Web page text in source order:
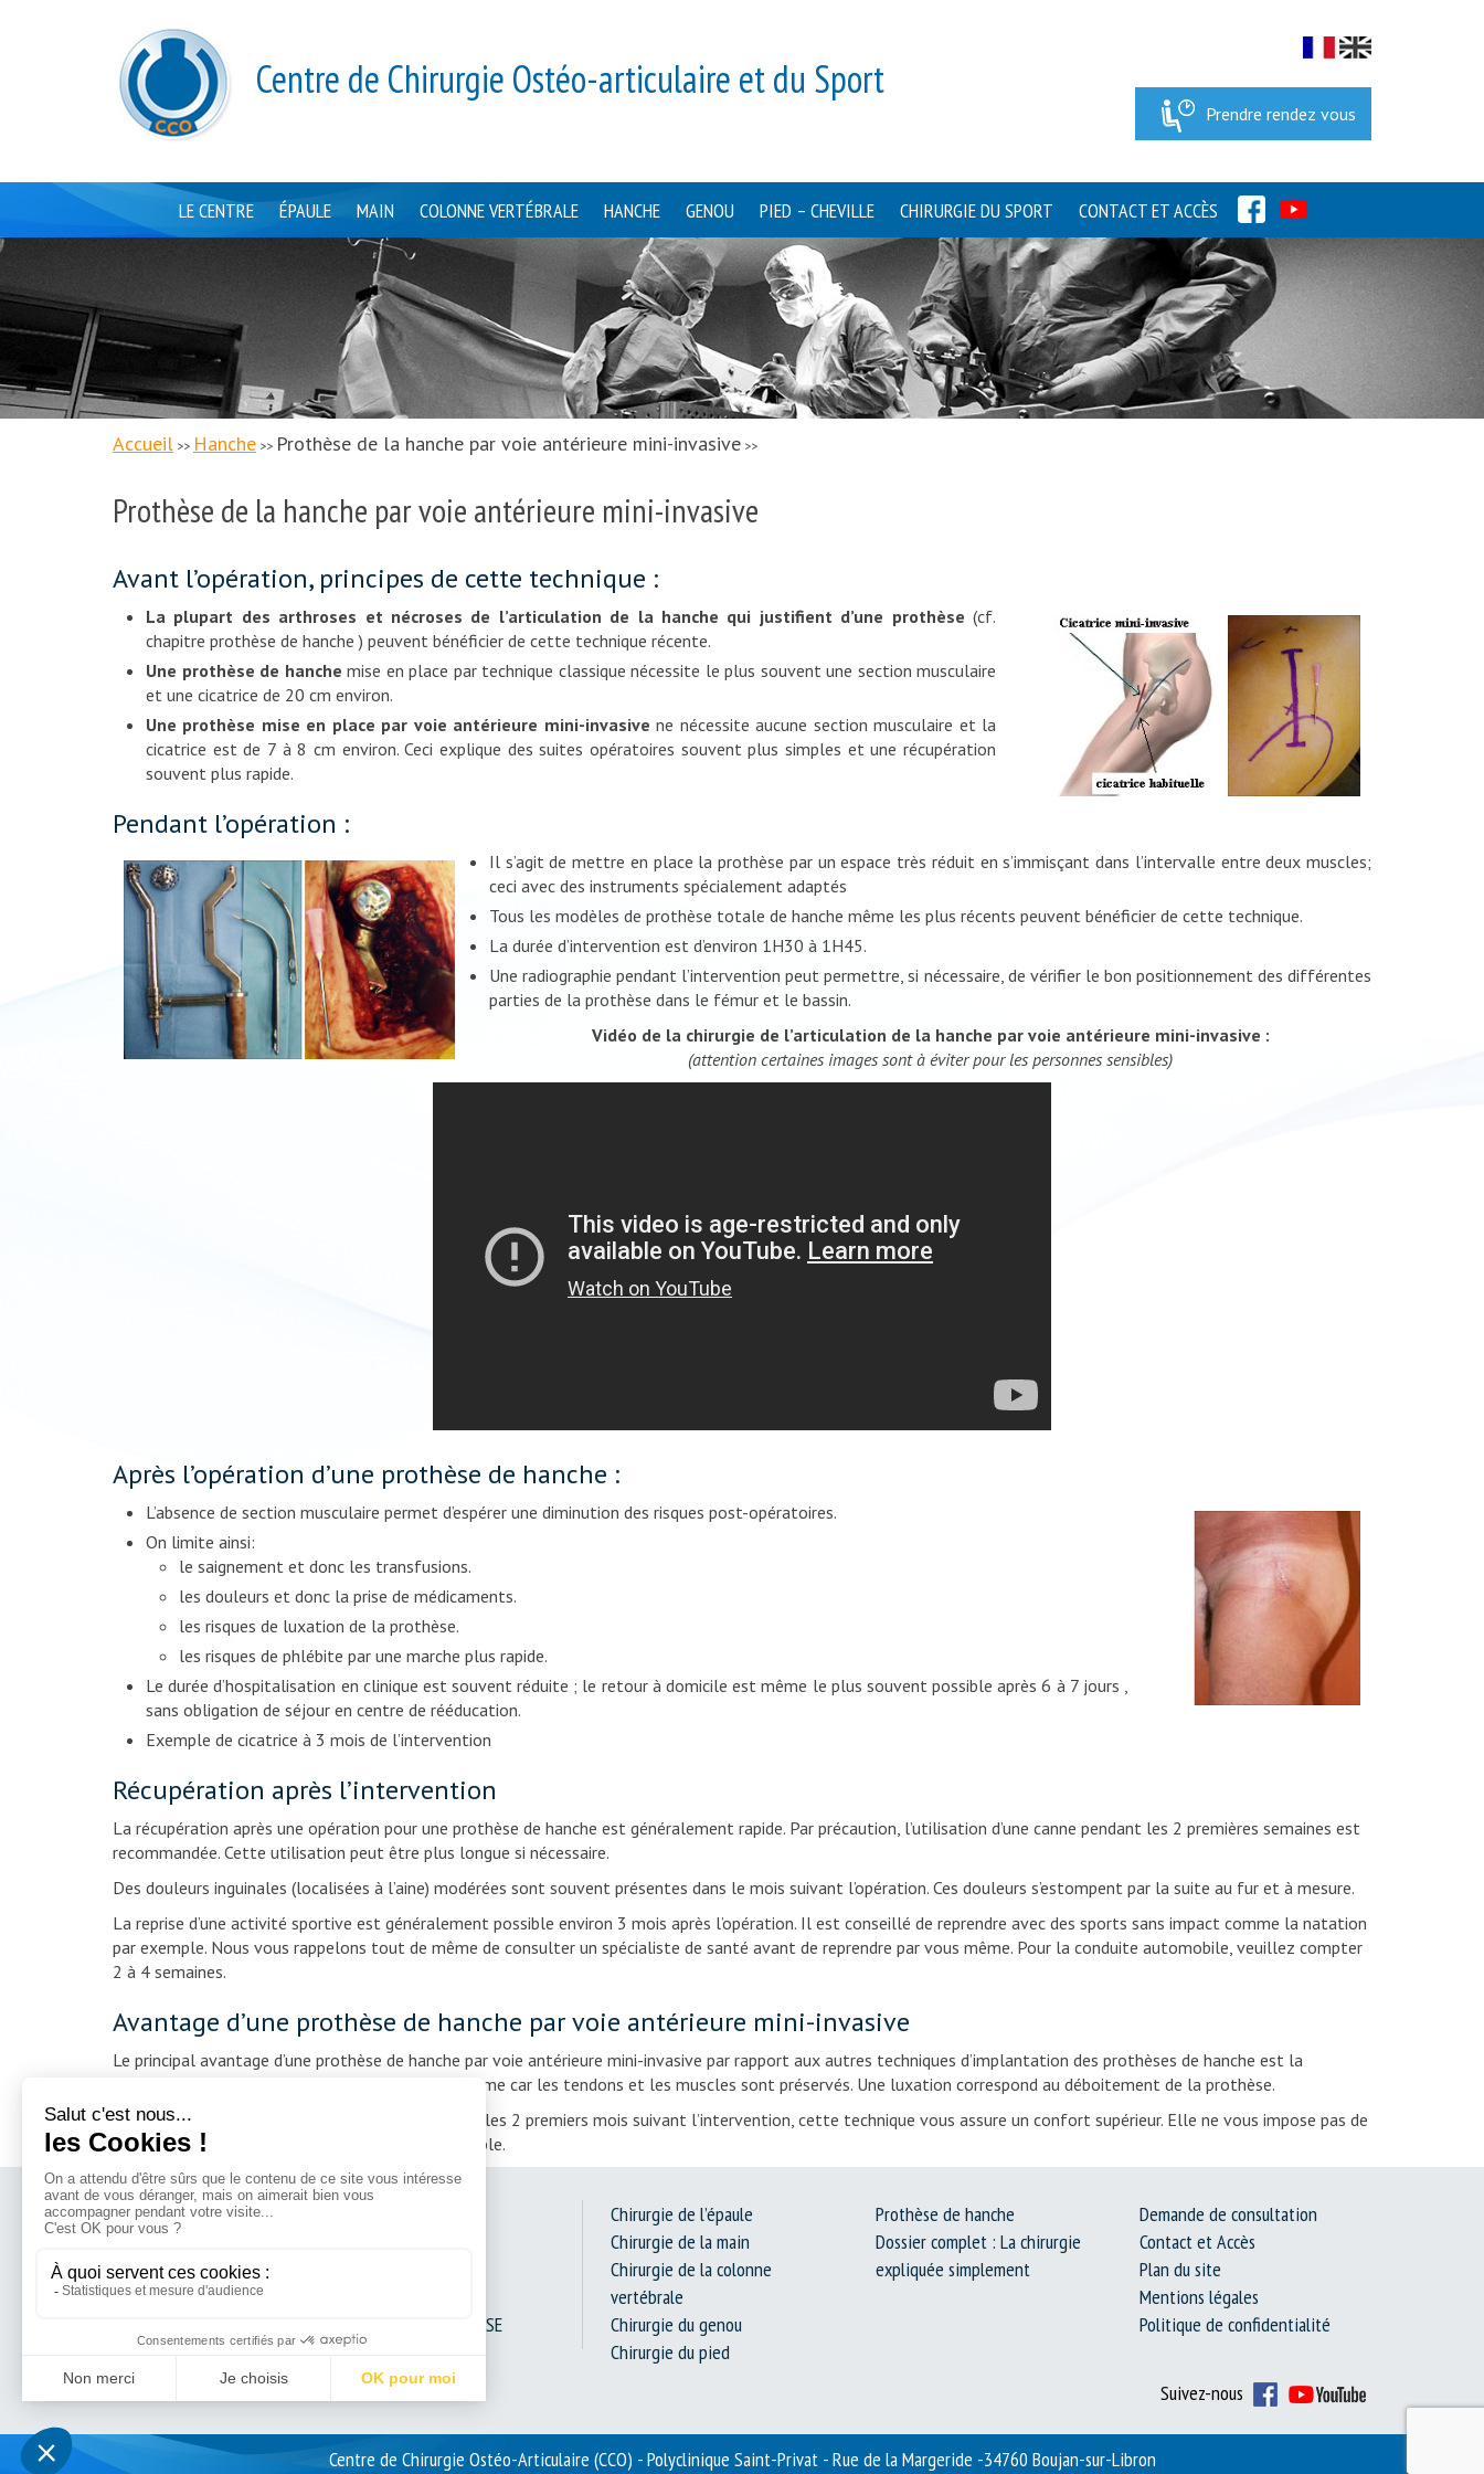
Centre de Chirurgie Ostéo-articulaire et du Sport
Prendre rendez vous
LE CENTRE ÉPAULE MAIN COLONNE VERTÉBRALE HANCHE GENOU PIED – CHEVILLE CHIRURGIE DU SPORT CONTACT ET ACCÈS FACEBOOK
Accueil >> Hanche >> Prothèse de la hanche par voie antérieure mini-invasive >>
Prothèse de la hanche par voie antérieure mini-invasive
Avant l’opération, principes de cette technique :
La plupart des arthroses et nécroses de l’articulation de la hanche qui justifient d’une prothèse (cf.
chapitre prothèse de hanche ) peuvent bénéficier de cette technique récente.
Une prothèse de hanche mise en place par technique classique nécessite le plus souvent une section musculaire
et une cicatrice de 20 cm environ.
Une prothèse mise en place par voie antérieure mini-invasive ne nécessite aucune section musculaire et la
cicatrice est de 7 à 8 cm environ. Ceci explique des suites opératoires souvent plus simples et une récupération
souvent plus rapide.
Pendant l’opération :
Il s’agit de mettre en place la prothèse par un espace très réduit en s’immisçant dans l’intervalle entre deux muscles;
ceci avec des instruments spécialement adaptés
Tous les modèles de prothèse totale de hanche même les plus récents peuvent bénéficier de cette technique.
La durée d’intervention est d’environ 1H30 à 1H45.
Une radiographie pendant l’intervention peut permettre, si nécessaire, de vérifier le bon positionnement des différentes
parties de la prothèse dans le fémur et le bassin.
Vidéo de la chirurgie de l’articulation de la hanche par voie antérieure mini-invasive :
(attention certaines images sont à éviter pour les personnes sensibles)
Après l’opération d’une prothèse de hanche :
L’absence de section musculaire permet d’espérer une diminution des risques post-opératoires.
On limite ainsi:
le saignement et donc les transfusions.
les douleurs et donc la prise de médicaments.
les risques de luxation de la prothèse.
les risques de phlébite par une marche plus rapide.
Le durée d’hospitalisation en clinique est souvent réduite ; le retour à domicile est même le plus souvent possible après 6 à 7 jours ,
sans obligation de séjour en centre de rééducation.
Exemple de cicatrice à 3 mois de l’intervention
Récupération après l’intervention
La récupération après une opération pour une prothèse de hanche est généralement rapide. Par précaution, l’utilisation d’une canne pendant les 2 premières semaines est
recommandée. Cette utilisation peut être plus longue si nécessaire.
Des douleurs inguinales (localisées à l’aine) modérées sont souvent présentes dans le mois suivant l’opération. Ces douleurs s’estompent par la suite au fur et à mesure.
La reprise d’une activité sportive est généralement possible environ 3 mois après l’opération. Il est conseillé de reprendre avec des sports sans impact comme la natation
par exemple. Nous vous rappelons tout de même de consulter un spécialiste de santé avant de reprendre par vous même. Pour la conduite automobile, veuillez compter
2 à 4 semaines.
Avantage d’une prothèse de hanche par voie antérieure mini-invasive
Le principal avantage d’une prothèse de hanche par voie antérieure mini-invasive par rapport aux autres techniques d’implantation des prothèses de hanche est la
diminution du risque de luxation. Ce risque est minime car les tendons et les muscles sont préservés. Une luxation correspond au déboitement de la prothèse.
Bien que nous vous invitons à rester prudent dans les 2 premiers mois suivant l’intervention, cette technique vous assure un confort supérieur. Elle ne vous impose pas de
dormir avec un oreiller entre les jambes par exemple.
Dr Guillaume MIROUSE
Chirurgie de l’épaule
Chirurgie de la main
Chirurgie de la colonne
vertébrale
Chirurgie du genou
Chirurgie du pied
Prothèse de hanche
Dossier complet : La chirurgie
expliquée simplement
Demande de consultation
Contact et Accès
Plan du site
Mentions légales
Politique de confidentialité
Suivez-nous
Centre de Chirurgie Ostéo-Articulaire (CCO) - Polyclinique Saint-Privat - Rue de la Margeride -34760 Boujan-sur-Libron